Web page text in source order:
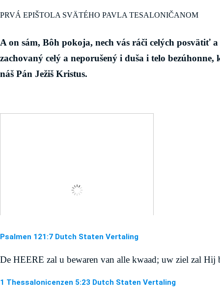
PRVÁ EPIŠTOLA SVÄTÉHO PAVLA TESALONIČANOM
A on sám, Bôh pokoja, nech vás ráči celých posvätiť
zachovaný celý a neporušený i duša i telo
náš Pán Ježiš Kristus.
Psalmen 121:7 Dutch Staten Vertaling
De HEERE zal u bewaren van alle kwaad; uw ziel zal Hij
1 Thessalonicenzen 5:23 Dutch Staten Vertaling